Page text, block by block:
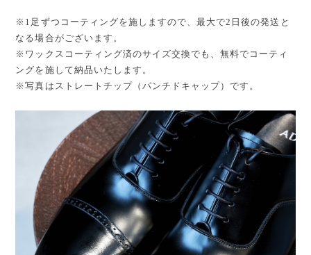
※1足ずつコーティングを施しますので、最大で2日後の発送と
なる場合がございます。
※ワックスコーティング済のサイズ交換でも、無料でコーティ
ングを施して納品いたします。
※写真はストレートチップ（パンチドキャップ）です。